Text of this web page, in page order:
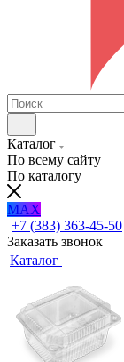
Каталог
По всему сайту
По каталогу
MAX
+7 (383) 363-45-50
Заказать звонок
Каталог